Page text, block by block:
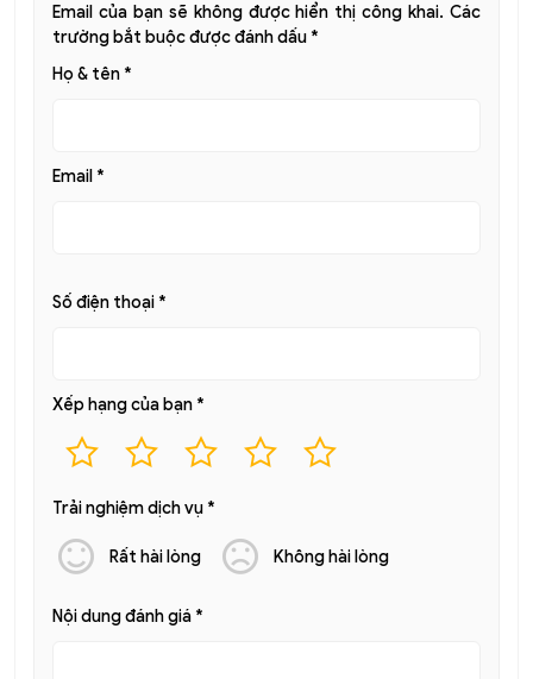
Email của bạn sẽ không được hiển thị công khai. Các
trường bắt buộc được đánh dấu *
Họ & tên *
Email *
Số điện thoại *
Xếp hạng của bạn *
Trải nghiệm dịch vụ *
Rất hài lòng Không hài lòng
Nội dung đánh giá *